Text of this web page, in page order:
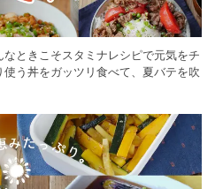
ときこそスタミナレシピで元気をチ
う丼をガッツリ食べて、夏バテを吹